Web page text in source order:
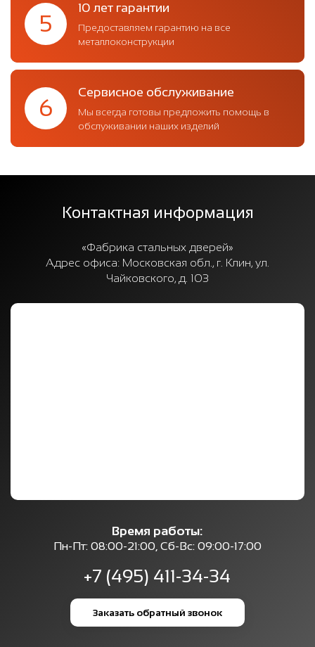
5
10 лет гарантии
Предоставляем гарантию на все
металлоконструкции
6
Сервисное обслуживание
Мы всегда готовы предложить помощь в
обслуживании наших изделий
Контактная информация
«Фабрика стальных дверей»
Адрес офиса: Московская обл., г. Клин, ул.
Чайковского, д. 103
Время работы:
Пн-Пт: 08:00-21:00, Сб-Вс: 09:00-17:00
+7 (495) 411-34-34
Заказать обратный звонок